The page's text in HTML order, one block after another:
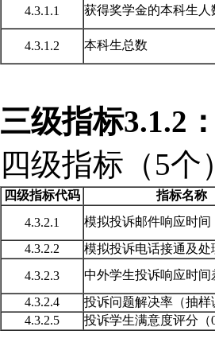
4.3.1.1
获得奖学金的本科生人
4.3.1.2 本科生总数
三级指标3.1.2
四级指标（5个
四级指标代码 指标名称
4.3.2.1
模拟投诉邮件响应时间
4.3.2.2
模拟投诉电话接通及处
4.3.2.3
中外学生投诉响应时间
4.3.2.4
投诉问题解决率（抽样
4.3.2.5
投诉学生满意度评分（